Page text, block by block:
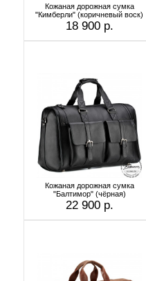
Кожаная дорожная сумка
"Кимберли" (коричневый воск)
18 900 р.
Кожаная дорожная сумка
"Балтимор" (чёрная)
22 900 р.